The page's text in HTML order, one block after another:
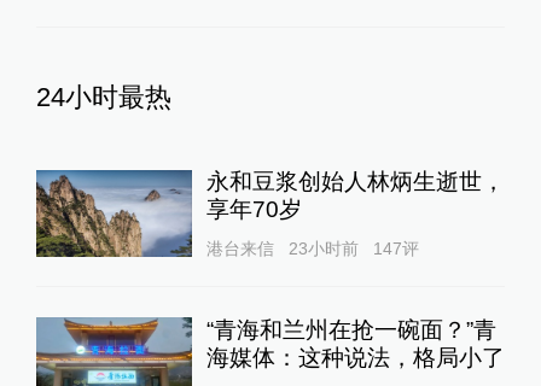
24小时最热
永和豆浆创始人林炳生逝世，
享年70岁
港台来信 23小时前 147评
“青海和兰州在抢一碗面？”青
海媒体：这种说法，格局小了